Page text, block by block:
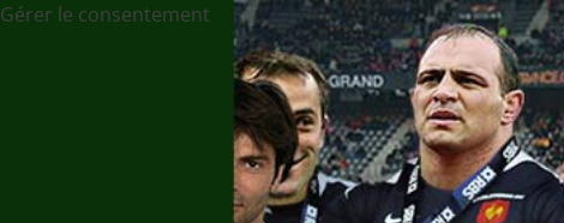
Gérer le consentement